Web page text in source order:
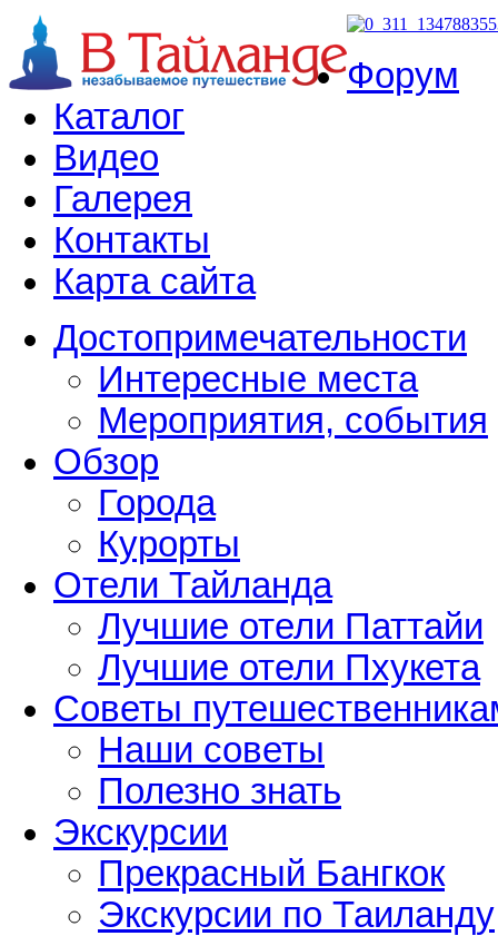
Форум
Каталог
Видео
Галерея
Контакты
Карта сайта
Достопримечательности
Интересные места
Мероприятия, события
Обзор
Города
Курорты
Отели Тайланда
Лучшие отели Паттайи
Лучшие отели Пхукета
Советы
Наши советы
Полезно знать
Экскурсии
Прекрасный Бангкок
Экскурсии по Таиланду